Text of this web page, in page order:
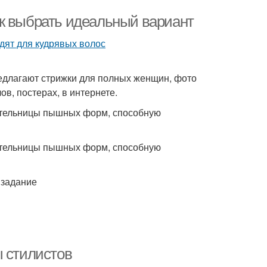
выбрать идеальный вариант
стрижки для полных женщин, фото
постерах, в интернете.
пышных форм, способную
пышных форм, способную